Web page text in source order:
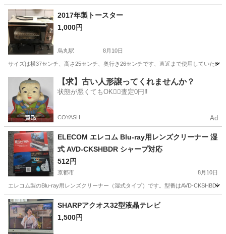
京都 福知山市 福知山駅 生活家電
2017年製トースター
1,000円
烏丸駅 8月10日
サイズは横37センチ、高さ25センチ、奥行き26センチです、直近まで使用していた
京都市 烏丸駅 キッチン家電 トースター
【求】古い人形譲ってくれませんか？
状態が悪くてもOK🙆‍♀️査定0円‼️
COYASH Ad
ELECOM エレコム Blu-ray用レンズクリーナー 湿
式 AVD-CKSHBDR シャープ対応
512円
京都市 8月10日
エレコム製のBlu-ray用レンズクリーナー（湿式タイプ）です。型番はAVD-
京都 京都市 映像プレーヤー、レコーダー エレコム
SHARPアクオス32型液晶テレビ
1,500円